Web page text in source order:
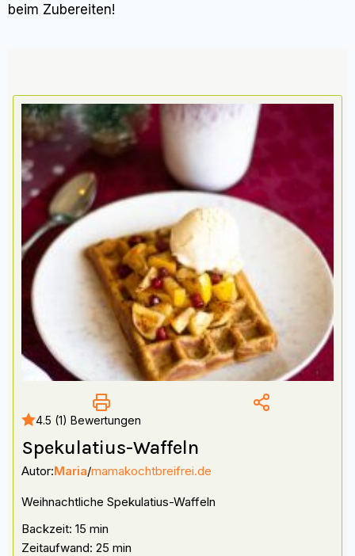
beim Zubereiten!
4.5 (1) Bewertungen
Spekulatius-Waffeln
Autor:Maria/mamakochtbreifrei.de
Weihnachtliche Spekulatius-Waffeln
Backzeit: 15 min
Zeitaufwand: 25 min